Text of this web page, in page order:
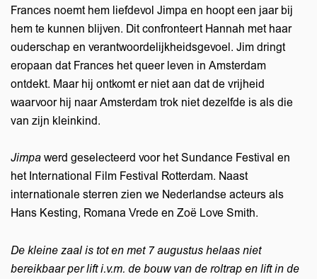
Frances noemt hem liefdevol Jimpa en hoopt een jaar bij
hem te kunnen blijven. Dit confronteert Hannah met haar
ouderschap en verantwoordelijkheidsgevoel. Jim dringt
eropaan dat Frances het queer leven in Amsterdam
ontdekt. Maar hij ontkomt er niet aan dat de vrijheid
waarvoor hij naar Amsterdam trok niet dezelfde is als die
van zijn kleinkind.
Jimpa werd geselecteerd voor het Sundance Festival en
het International Film Festival Rotterdam. Naast
internationale sterren zien we Nederlandse acteurs als
Hans Kesting, Romana Vrede en Zoë Love Smith.
De kleine zaal is tot en met 7 augustus helaas niet
bereikbaar per lift i.v.m. de bouw van de roltrap en lift in de